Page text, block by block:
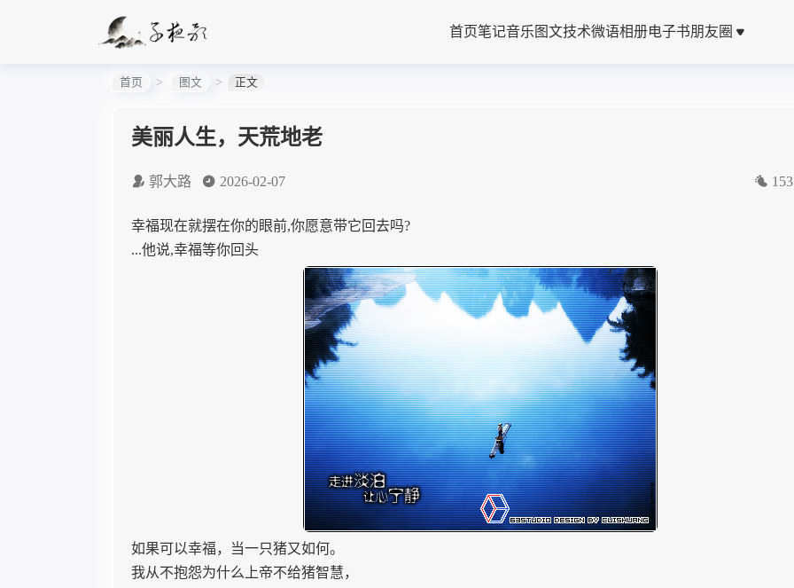
首页笔记音乐 图文技术微语相册电子书朋友圈
首页 图文 正文
美丽人生，天荒地老
郭大路 2026-02-07 153
幸福现在就摆在你的眼前,你愿意带它回去吗?
...他说,幸福等你回头
如果可以幸福，当一只猪又如何。
我从不抱怨为什么上帝不给猪智慧，